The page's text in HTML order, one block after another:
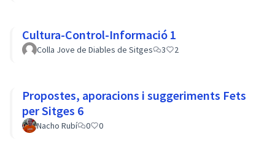
Cultura-Control-Informació 1
Colla Jove de Diables de Sitges 3 2
Propostes, aporacions i suggeriments Fets
per Sitges 6
Nacho Rubí 0 0